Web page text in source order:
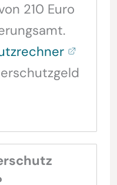
210 Euro